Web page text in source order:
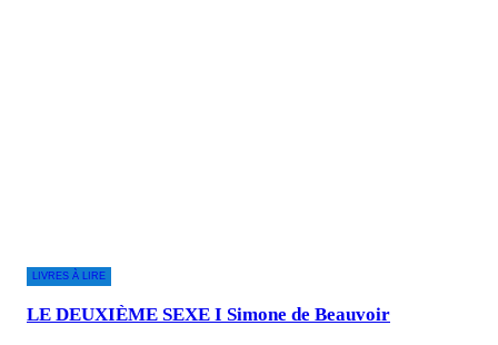
LIVRES À LIRE
LE DEUXIÈME SEXE I Simone de Beauvoir